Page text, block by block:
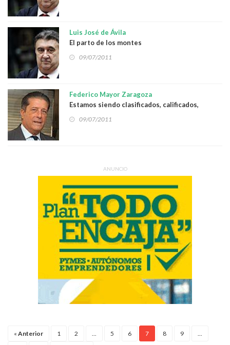
Luis José de Ávila
El parto de los montes
09/07/2011
Federico Mayor Zaragoza
Estamos siendo clasificados, calificados,
ahormados… Hasta aquí podíamos llegar!
09/07/2011
ANUNCIO
« Anterior 1 2 ... 5 6 7 8 9 ...